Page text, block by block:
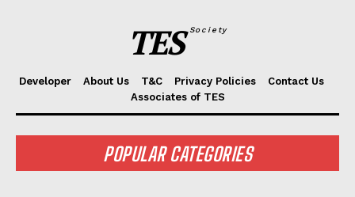
TES Society
Developer About Us T&C Privacy Policies
Contact Us
Associates of TES
POPULAR CATEGORIES